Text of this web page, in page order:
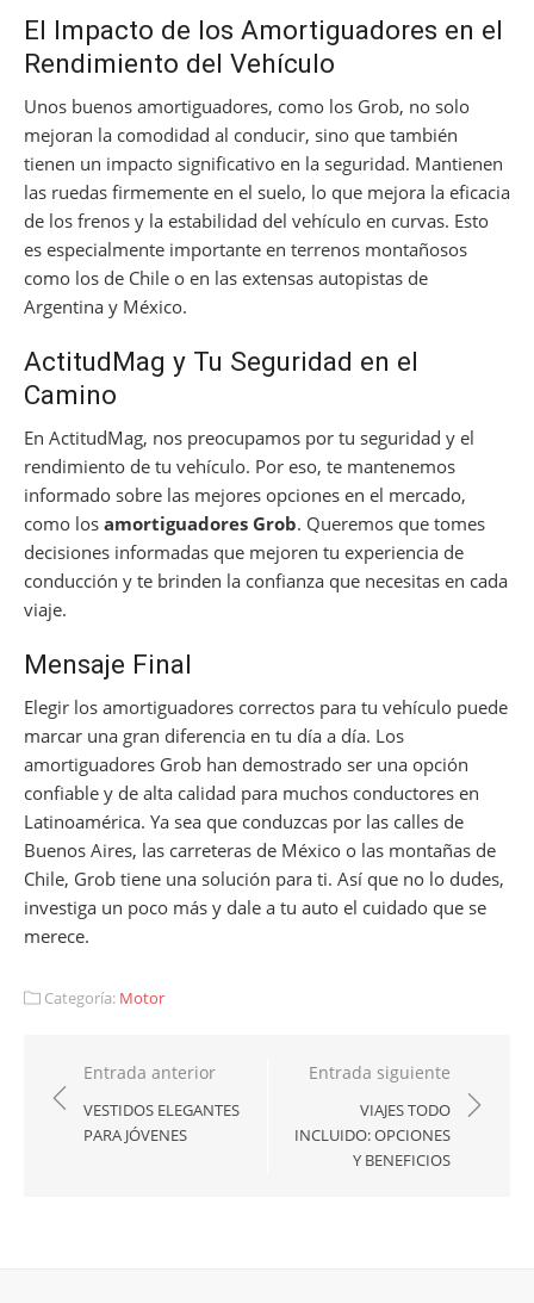
El Impacto de los Amortiguadores en el
Rendimiento del Vehículo
Unos buenos amortiguadores, como los Grob, no solo
mejoran la comodidad al conducir, sino que también
tienen un impacto significativo en la seguridad. Mantienen
las ruedas firmemente en el suelo, lo que mejora la eficacia
de los frenos y la estabilidad del vehículo en curvas. Esto
es especialmente importante en terrenos montañosos
como los de Chile o en las extensas autopistas de
Argentina y México.
ActitudMag y Tu Seguridad en el
Camino
En ActitudMag, nos preocupamos por tu seguridad y el
rendimiento de tu vehículo. Por eso, te mantenemos
informado sobre las mejores opciones en el mercado,
como los amortiguadores Grob. Queremos que tomes
decisiones informadas que mejoren tu experiencia de
conducción y te brinden la confianza que necesitas en cada
viaje.
Mensaje Final
Elegir los amortiguadores correctos para tu vehículo puede
marcar una gran diferencia en tu día a día. Los
amortiguadores Grob han demostrado ser una opción
confiable y de alta calidad para muchos conductores en
Latinoamérica. Ya sea que conduzcas por las calles de
Buenos Aires, las carreteras de México o las montañas de
Chile, Grob tiene una solución para ti. Así que no lo dudes,
investiga un poco más y dale a tu auto el cuidado que se
merece.
Categoría: Motor
Navegación
de
entradas
Entrada anterior
VESTIDOS ELEGANTES
PARA JÓVENES
Entrada siguiente
VIAJES TODO
INCLUIDO: OPCIONES
Y BENEFICIOS